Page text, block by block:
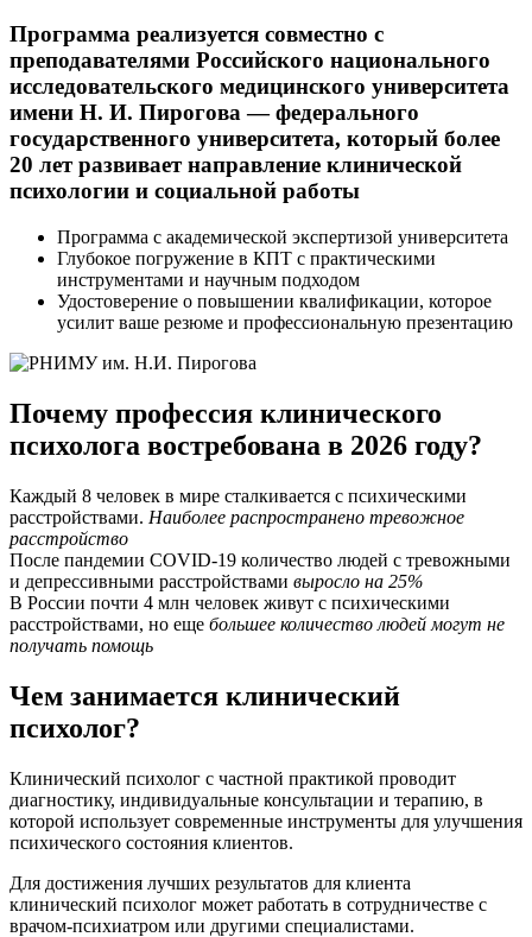
Программа реализуется совместно с
преподавателями Российского национального
исследовательского медицинского университета
имени Н. И. Пирогова — федерального
государственного университета, который более
20 лет развивает направление клинической
психологии и социальной работы
Программа с академической экспертизой университета
Глубокое погружение в КПТ с практическими
инструментами и научным подходом
Удостоверение о повышении квалификации, которое
усилит ваше резюме и профессиональную презентацию
Почему профессия клинического
психолога востребована в 2026 году?
Каждый 8 человек в мире сталкивается с психическими
расстройствами. Наиболее распространено тревожное
расстройство
После пандемии COVID-19 количество людей с тревожными
и депрессивными расстройствами выросло на 25%
В России почти 4 млн человек живут с психическими
расстройствами, но еще большее количество людей могут не
получать помощь
Чем занимается клинический
психолог?
Клинический психолог с частной практикой проводит
диагностику, индивидуальные консультации и терапию, в
которой использует современные инструменты для улучшения
психического состояния клиентов.
Для достижения лучших результатов для клиента
клинический психолог может работать в сотрудничестве с
врачом-психиатром или другими специалистами.